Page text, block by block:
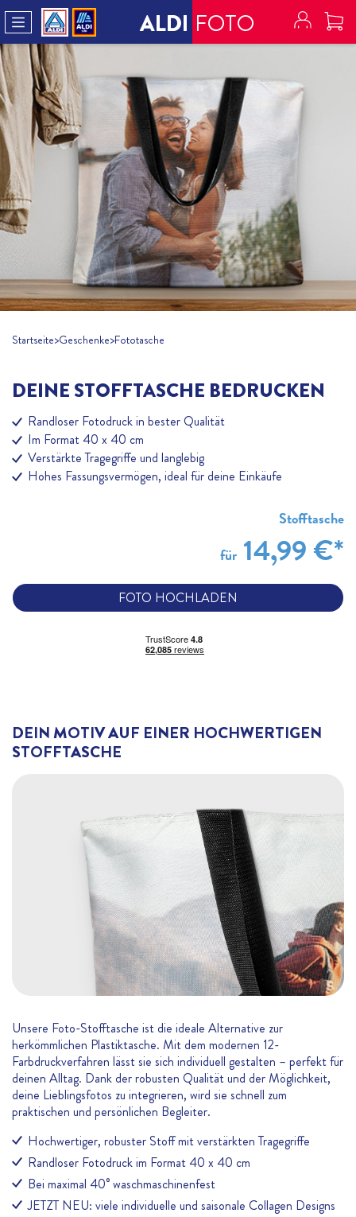
ALDI FOTO
Startseite>Geschenke>Fototasche
DEINE STOFFTASCHE BEDRUCKEN
Randloser Fotodruck in bester Qualität
Im Format 40 x 40 cm
Verstärkte Tragegriffe und langlebig
Hohes Fassungsvermögen, ideal für deine Einkäufe
Stofftasche
für 14,99 €*
FOTO HOCHLADEN
DEIN MOTIV AUF EINER HOCHWERTIGEN
STOFFTASCHE
Unsere Foto-Stofftasche ist die ideale Alternative zur
herkömmlichen Plastiktasche. Mit dem modernen 12-
Farbdruckverfahren lässt sie sich individuell gestalten – perfekt für
deinen Alltag. Dank der robusten Qualität und der Möglichkeit,
deine Lieblingsfotos zu integrieren, wird sie schnell zum
praktischen und persönlichen Begleiter.
Hochwertiger, robuster Stoff mit verstärkten Tragegriffe
Randloser Fotodruck im Format 40 x 40 cm
Bei maximal 40° waschmaschinenfest
JETZT NEU: viele individuelle und saisonale Collagen Designs